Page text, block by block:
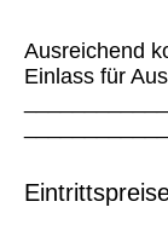
Ausreichend
Einlass für